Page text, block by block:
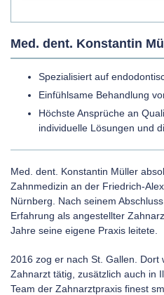
Med. dent. Konstantin
Spezialisiert auf
Einfühlsame Behandlung
Höchste Ansprüche an
individuelle Lösungen und
Med. dent. Konstantin Müller
Zahnmedizin an der Friedrich-
Nürnberg. Nach seinem
Erfahrung als angestellter
Jahre seine eigene Praxis leitete.
2016 zog er nach St. Gallen.
Zahnarzt tätig, zusätzlich auch in
Team der Zahnarztpraxis finest